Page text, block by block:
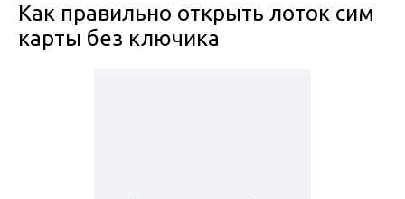
Как правильно открыть лоток сим
карты без ключика